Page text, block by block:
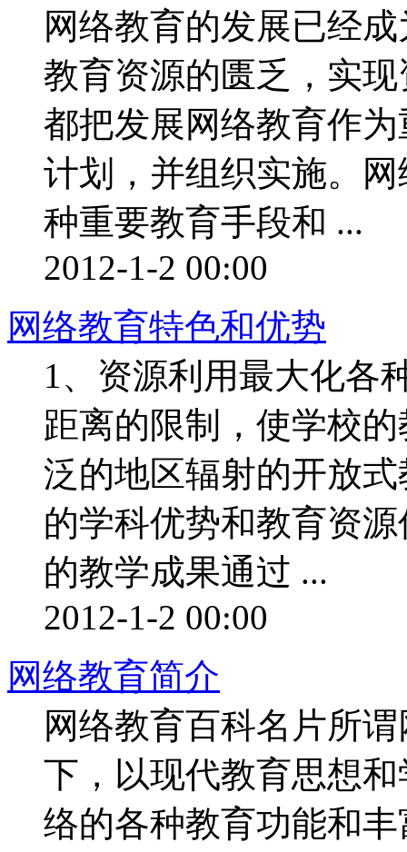
网络教育的发展已经
教育资源的匮乏，实
都把发展网络教育作
计划，并组织实施。
种重要教育手段和 ...
2012-1-2 00:00
网络教育特色和优势
1、资源利用最大化各
距离的限制，使学校
泛的地区辐射的开放
的学科优势和教育资
的教学成果通过 ...
2012-1-2 00:00
网络教育简介
网络教育百科名片所
下，以现代教育思想
络的各种教育功能和